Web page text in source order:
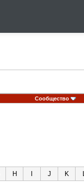
Сообщество
H J K